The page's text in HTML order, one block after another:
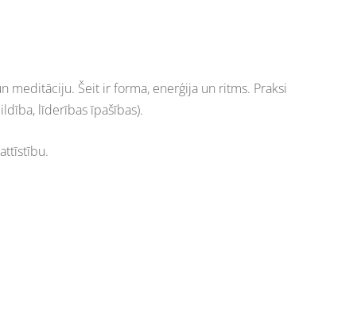
meditāciju. Šeit ir forma, enerģija un ritms. Praksi
līderības īpašības).